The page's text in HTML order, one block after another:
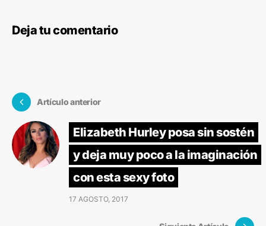
Deja tu comentario
Artículo anterior
Elizabeth Hurley posa sin sostén
y deja muy poco a la imaginación
con esta sexy foto
17 AGOSTO, 2017